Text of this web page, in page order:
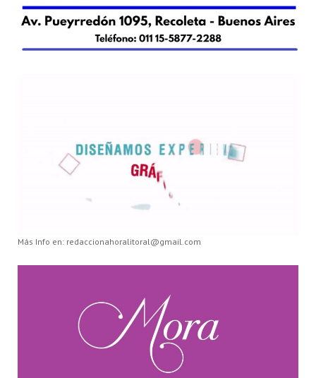
Más Info en: redaccionahoralitoral@gmail.com